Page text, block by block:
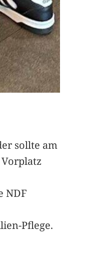
sollte am
NDF
Pflege.